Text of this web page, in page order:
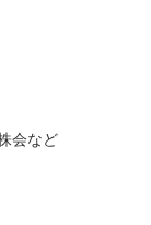
会など